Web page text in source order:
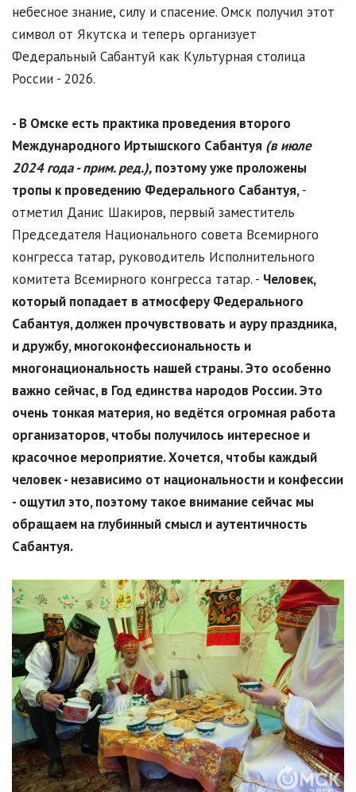
небесное знание, силу и спасение. Омск получил этот
символ от Якутска и теперь организует
Федеральный Сабантуй как Культурная столица
России - 2026.
- В Омске есть практика проведения второго
Международного Иртышского Сабантуя (в июле
2024 года - прим. ред.), поэтому уже проложены
тропы к проведению Федерального Сабантуя,-
отметил Данис Шакиров, первый заместитель
Председателя Национального совета Всемирного
конгресса татар, руководитель Исполнительного
комитета Всемирного конгресса татар. - Человек,
который попадает в атмосферу Федерального
Сабантуя, должен прочувствовать и ауру праздника,
и дружбу, многоконфессиональность и
многонациональность нашей страны. Это особенно
важно сейчас, в Год единства народов России. Это
очень тонкая материя, но ведётся огромная работа
организаторов, чтобы получилось интересное и
красочное мероприятие. Хочется, чтобы каждый
человек - независимо от национальности и конфессии
- ощутил это, поэтому такое внимание сейчас мы
обращаем на глубинный смысл и аутентичность
Сабантуя.